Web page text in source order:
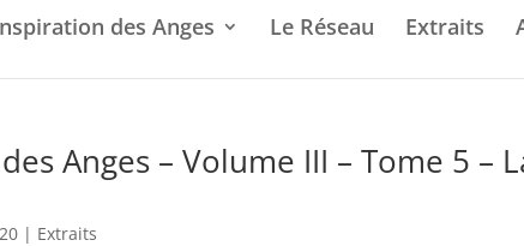
des Anges Le Réseau Extraits
Anges – Volume III – Tome 5 –
| Extraits